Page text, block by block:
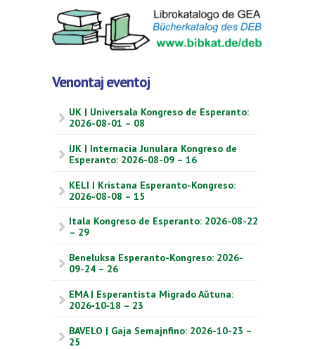
Venontaj eventoj
UK | Universala Kongreso de Esperanto:
2026-08-01 – 08
IJK | Internacia Junulara Kongreso de
Esperanto: 2026-08-09 – 16
KELI | Kristana Esperanto-Kongreso:
2026-08-08 – 15
Itala Kongreso de Esperanto: 2026-08-22
– 29
Beneluksa Esperanto-Kongreso: 2026-
09-24 – 26
EMA | Esperantista Migrado Aŭtuna:
2026‑10‑18 – 23
BAVELO | Gaja Semajnfino: 2026-10-23 –
25